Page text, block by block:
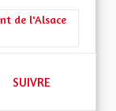
l'Education et
de l'Alsace
49 ABONNÉS
SUIVRE